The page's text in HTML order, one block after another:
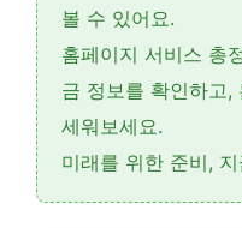
볼 수 있어요.
홈페이지 서비스 총
금 정보를 확인하고,
세워보세요.
미래를 위한 준비,